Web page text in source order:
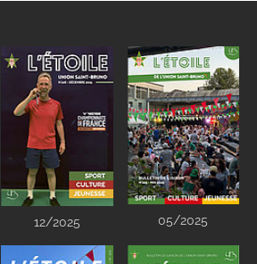
12/2025 05/2025